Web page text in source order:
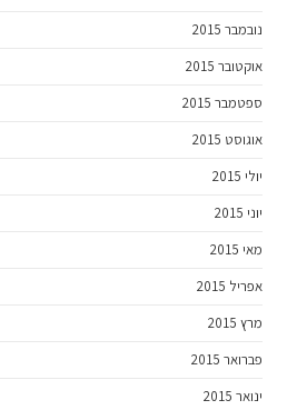
נובמבר 2015
אוקטובר 2015
ספטמבר 2015
אוגוסט 2015
יולי 2015
יוני 2015
מאי 2015
אפריל 2015
מרץ 2015
פברואר 2015
ינואר 2015